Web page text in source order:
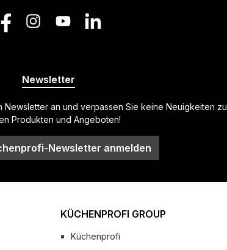
InstagramYouTube LinkedIn
Newsletter
Newsletter an und verpassen Sie keine Neuigkeiten zu
Produkten und Angeboten!
Newsletter anmelden
KÜCHENPROFI GROUP
Küchenprofi